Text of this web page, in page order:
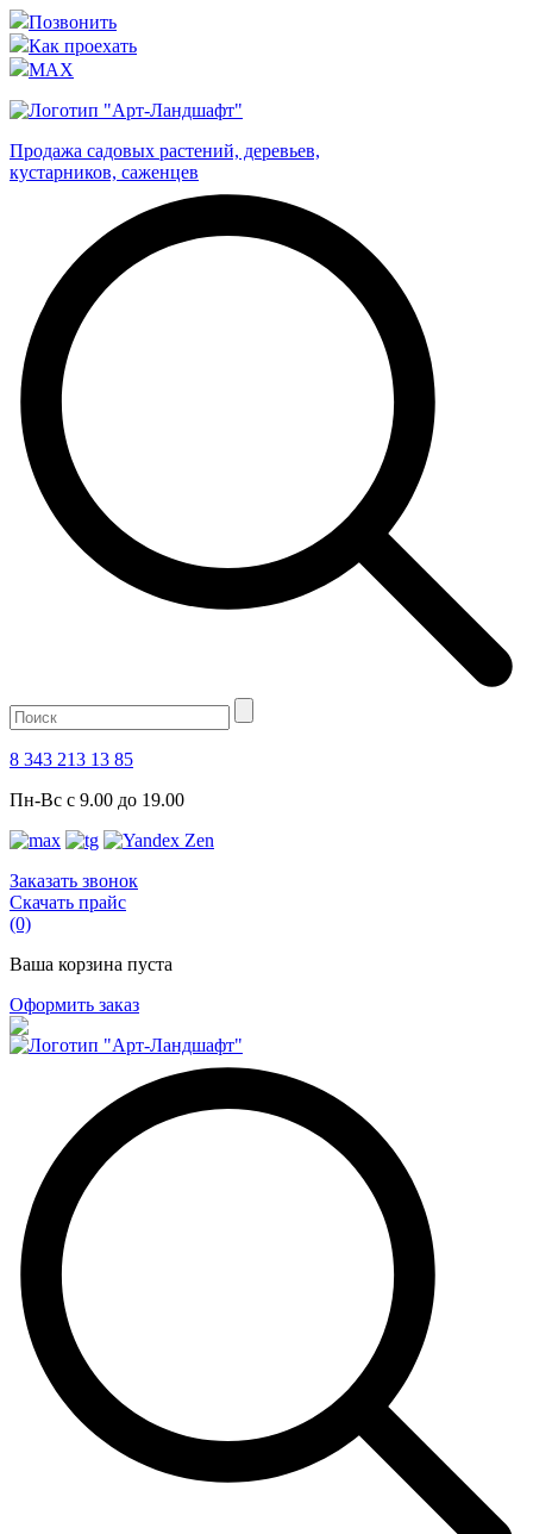
Позвонить
Как проехать
MAX
Продажа садовых растений, деревьев,
кустарников, саженцев
8 343 213 13 85
Пн-Вс с 9.00 до 19.00
Заказать звонок
Скачать прайс
(0)
Ваша корзина пуста
Оформить заказ